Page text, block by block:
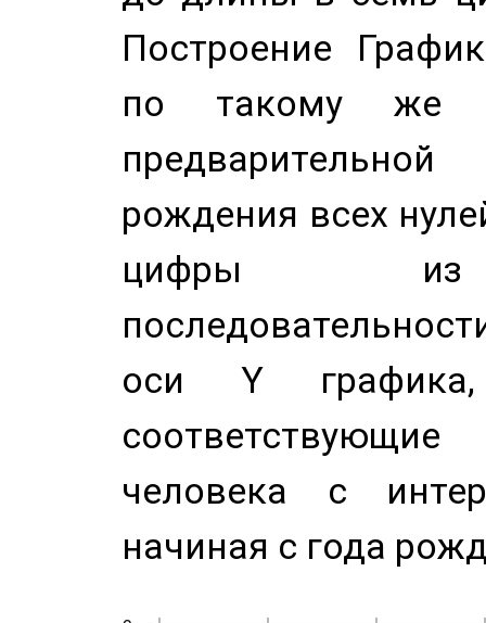
Построение
по такому же
рождения всех
цифры из
оси Y
человека с
начиная с года